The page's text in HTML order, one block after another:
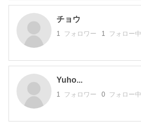
チョウ
1 フォロワー 1 フォロー中
Yuho...
1 フォロワー 0 フォロー中